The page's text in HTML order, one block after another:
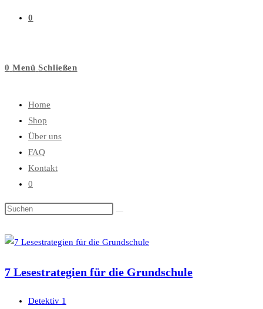
0
0 Menü Schließen
Home
Shop
Über uns
FAQ
Kontakt
0
Diese
durchsuchen
7 Lesestrategien für die Grundschule
Beitrags-
Detektiv 1